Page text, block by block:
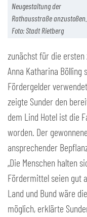
Neugestaltung der
Rathausstraße anzustoßen.
Foto: Stadt Rietberg
zunächst für die
Anna Katharina Bölling
Fördergelder
zeigte Sunder den
dem Lind Hotel ist die
worden. Der
ansprechender
„Die Menschen halten
Fördermittel seien gut
Land und Bund wäre
möglich, erklärte